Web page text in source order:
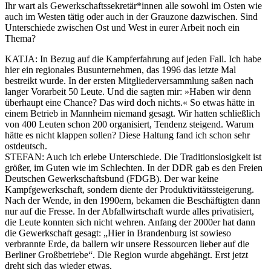
Ihr wart als Gewerkschaftssekretär*innen alle sowohl im Osten wie
auch im Westen tätig oder auch in der Grauzone dazwischen. Sind
Unterschiede zwischen Ost und West in eurer Arbeit noch ein
Thema?
KATJA: In Bezug auf die Kampferfahrung auf jeden Fall. Ich habe
hier ein regionales Busunternehmen, das 1996 das letzte Mal
bestreikt wurde. In der ersten Mitgliederversammlung saßen nach
langer Vorarbeit 50 Leute. Und die sagten mir: »Haben wir denn
überhaupt eine Chance? Das wird doch nichts.« So etwas hätte in
einem Betrieb in Mannheim niemand gesagt. Wir hatten schließlich
von 400 Leuten schon 200 organisiert, Tendenz steigend. Warum
hätte es nicht klappen sollen? Diese Haltung fand ich schon sehr
ostdeutsch.
STEFAN: Auch ich erlebe Unterschiede. Die Traditionslosigkeit ist
größer, im Guten wie im Schlechten. In der DDR gab es den Freien
Deutschen Gewerkschaftsbund (FDGB). Der war keine
Kampfgewerkschaft, sondern diente der Produktivitätssteigerung.
Nach der Wende, in den 1990ern, bekamen die Beschäftigten dann
nur auf die Fresse. In der Abfallwirtschaft wurde alles privatisiert,
die Leute konnten sich nicht wehren. Anfang der 2000er hat dann
die Gewerkschaft gesagt: „Hier in Brandenburg ist sowieso
verbrannte Erde, da ballern wir unsere Ressourcen lieber auf die
Berliner Großbetriebe“. Die Region wurde abgehängt. Erst jetzt
dreht sich das wieder etwas.